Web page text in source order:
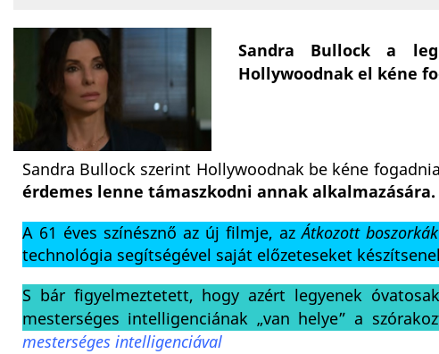
Sandra Bullock a
Hollywoodnak el kéne
Sandra Bullock szerint Hollywoodnak be kéne
érdemes lenne támaszkodni annak alkalmazására.
A 61 éves színésznő az új filmje, azÁtkozott boszorkák
technológia segítségével saját előzeteseket
S bár figyelmeztetett, hogy azért legyenek
mesterséges intelligenciának „van helye” a
mesterséges intelligenciával